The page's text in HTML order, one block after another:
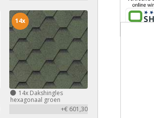
14x Dakshingles
hexagonaal groen
+€ 601,30
14x